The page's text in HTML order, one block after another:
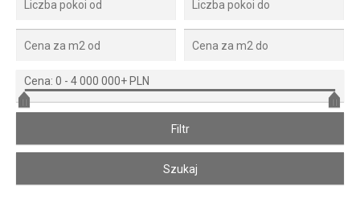
Cena: 0 - 4 000 000+ PLN